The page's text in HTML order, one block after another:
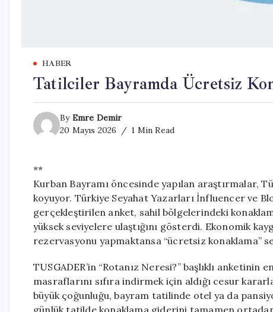
HABER
Tatilciler Bayramda Ücretsiz
By Emre Demir
20 Mayıs 2026
1 Min Read
**
Kurban Bayramı öncesinde yapılan araştırmalar,
koyuyor. Türkiye Seyahat Yazarları İnfluencer ve
gerçekleştirilen anket, sahil bölgelerindeki
yüksek seviyelere ulaştığını gösterdi. Ekonomik
rezervasyonu yapmaktansa “ücretsiz konaklama”
TUSGADER’in “Rotanız Neresi?” başlıklı
masraflarını sıfıra indirmek için aldığı cesur
büyük çoğunluğu, bayram tatilinde otel ya da
günlük tatilde konaklama giderini tamamen